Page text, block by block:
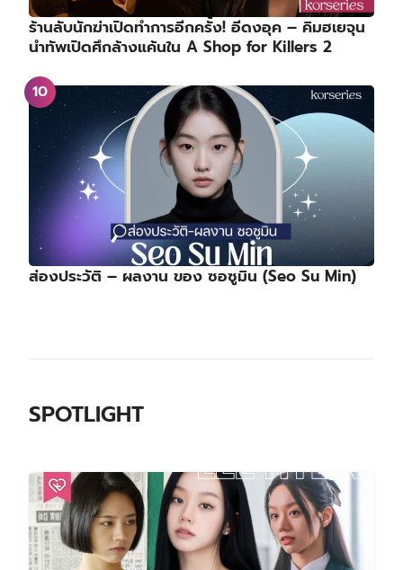
ร้านลับนักฆ่าเปิดทำการอีกครั้ง! อีดงอุค – คิมฮเยจุน
นำทัพเปิดศึกล้างแค้นใน A Shop for Killers 2
ส่องประวัติ – ผลงาน ของ ซอซูมิน (Seo Su Min)
SPOTLIGHT